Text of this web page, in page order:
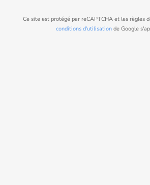
Ce site est protégé par reCAPTCHA et les règles
conditions d'utilisation de Google